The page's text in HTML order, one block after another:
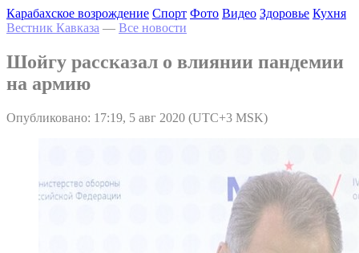
Карабахское возрождение Спорт Фото Видео Здоровье Кухня
Вестник Кавказа — Все новости
Шойгу рассказал о влиянии пандемии
на армию
Опубликовано: 17:19, 5 авг 2020 (UTC+3 MSK)